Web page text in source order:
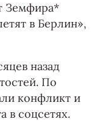
Земфира*
в Берлин»,
назад
По
конфликт и
в соцсетях.